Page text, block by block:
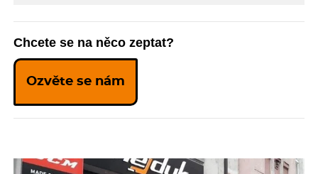
Chcete se na něco zeptat?
Ozvěte se nám